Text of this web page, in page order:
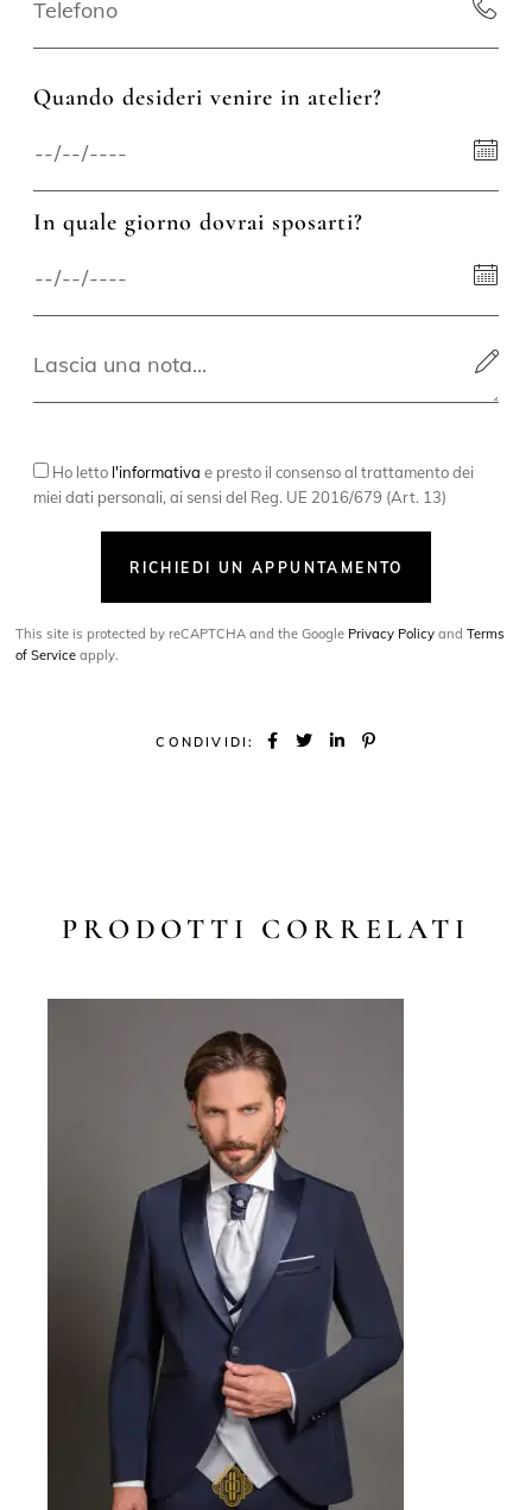
Quando desideri venire in atelier?
In quale giorno dovrai sposarti?
Ho letto l'informativa e presto il consenso al trattamento dei
miei dati personali, ai sensi del Reg. UE 2016/679 (Art. 13)
RICHIEDI UN APPUNTAMENTO
This site is protected by reCAPTCHA and the Google Privacy Policy andTerms
of Service apply.
CONDIVIDI:
PRODOTTI CORRELATI